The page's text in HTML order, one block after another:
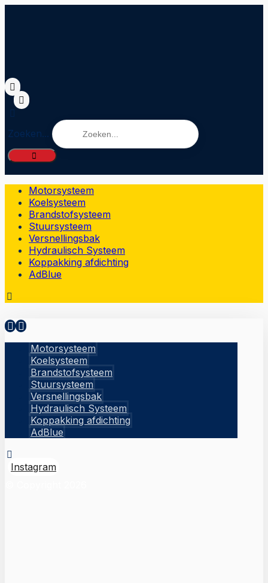
Zoeken...
Motorsysteem
Koelsysteem
Brandstofsysteem
Stuursysteem
Versnellingsbak
Hydraulisch Systeem
Koppakking afdichting
AdBlue
Motorsysteem
Koelsysteem
Brandstofsysteem
Stuursysteem
Versnellingsbak
Hydraulisch Systeem
Koppakking afdichting
AdBlue
Instagram